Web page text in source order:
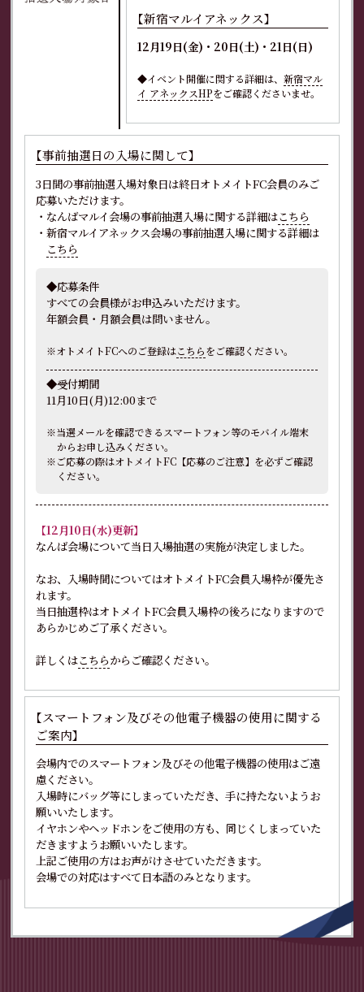
【新宿マルイアネックス】
12月19日(金)・20日(土)・21日(日)
◆イベント開催に関する詳細は、新宿マル
イ アネックスHPをご確認くださいませ。
【事前抽選日の入場に関して】
3日間の事前抽選入場対象日は終日オトメイトFC会員のみご
応募いただけます。
・なんばマルイ会場の事前抽選入場に関する詳細はこちら
・新宿マルイアネックス会場の事前抽選入場に関する詳細は
こちら
◆応募条件
すべての会員様がお申込みいただけます。
年額会員・月額会員は問いません。
※オトメイトFCへのご登録はこちらをご確認ください。
◆受付期間
11月10日(月)12:00まで
※当選メールを確認できるスマートフォン等のモバイル端末
からお申し込みください。
※ご応募の際はオトメイトFC【応募のご注意】を必ずご確認
ください。
【12月10日(水)更新】
なんば会場について当日入場抽選の実施が決定しました。
なお、入場時間についてはオトメイトFC会員入場枠が優先さ
れます。
当日抽選枠はオトメイトFC会員入場枠の後ろになりますので
あらかじめご了承ください。
詳しくはこちらからご確認ください。
【スマートフォン及びその他電子機器の使用に関する
ご案内】
会場内でのスマートフォン及びその他電子機器の使用はご遠
慮ください。
入場時にバッグ等にしまっていただき、手に持たないようお
願いいたします。
イヤホンやヘッドホンをご使用の方も、同じくしまっていた
だきますようお願いいたします。
上記ご使用の方はお声がけさせていただきます。
会場での対応はすべて日本語のみとなります。